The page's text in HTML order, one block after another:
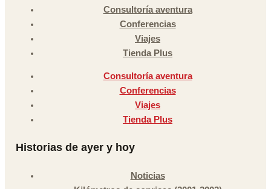
Consultoría aventura
Conferencias
Viajes
Tienda Plus
Consultoría aventura
Conferencias
Viajes
Tienda Plus
Historias de ayer y hoy
Noticias